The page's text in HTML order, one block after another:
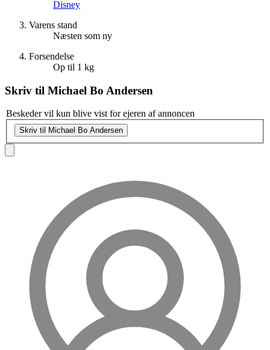
Disney
Varens stand
Næsten som ny
Forsendelse
Op til 1 kg
Skriv til Michael Bo Andersen
Beskeder vil kun blive vist for ejeren af annoncen
Skriv til Michael Bo Andersen